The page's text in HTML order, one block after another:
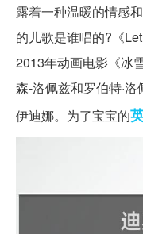
露着一种温暖的情感
的儿歌是谁唱的?《
2013年动画电影《冰
森-洛佩兹和罗伯特·
伊迪娜。为了宝宝的